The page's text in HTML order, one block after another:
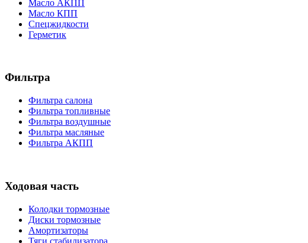
Масло АКПП
Масло КПП
Спецжидкости
Герметик
Фильтра
Фильтра салона
Фильтра топливные
Фильтра воздушные
Фильтра масляные
Фильтра АКПП
Ходовая часть
Колодки тормозные
Диски тормозные
Амортизаторы
Тяги стабилизатора